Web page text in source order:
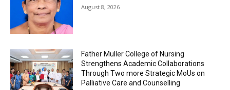
August 8, 2026
Father Muller College of Nursing
Strengthens Academic Collaborations
Through Two more Strategic MoUs on
Palliative Care and Counselling